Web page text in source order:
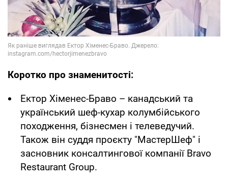
Коротко про знаменитості:
Ектор Хіменес-Браво – канадський та
український шеф-кухар колумбійського
походження, бізнесмен і телеведучий.
Також він суддя проєкту "МастерШеф" і
засновник консалтингової компанії Bravo
Restaurant Group.